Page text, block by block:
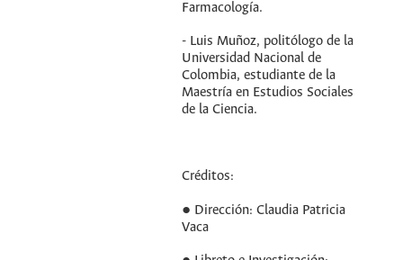
Farmacología.
- Luis Muñoz, politólogo de la
Universidad Nacional de
Colombia, estudiante de la
Maestría en Estudios Sociales
de la Ciencia.
Créditos:
● Dirección: Claudia Patricia
Vaca